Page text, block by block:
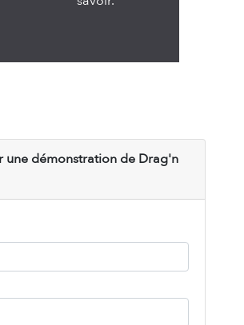
une démonstration de Drag'n